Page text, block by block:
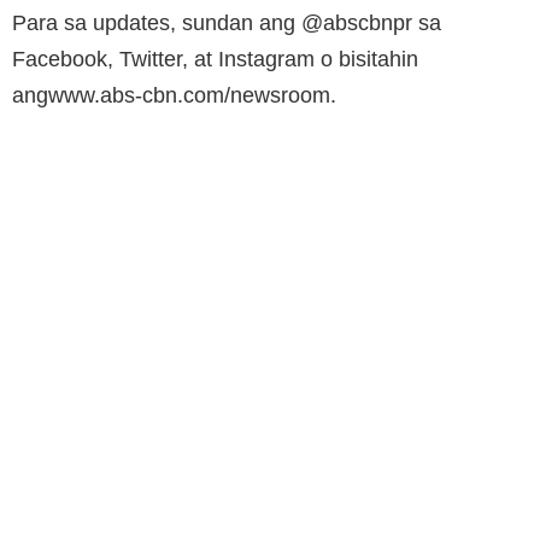
Para sa updates, sundan ang @abscbnpr sa
Facebook, Twitter, at Instagram o bisitahin
angwww.abs-cbn.com/newsroom.